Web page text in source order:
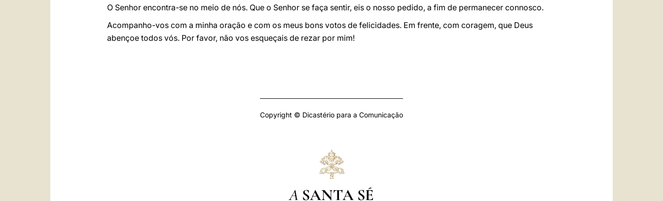
O Senhor encontra-se no meio de nós. Que o Senhor se faça sentir, eis o nosso pedido, a fim de permanecer connosco.
Acompanho-vos com a minha oração e com os meus bons votos de felicidades. Em frente, com coragem, que Deus
abençoe todos vós. Por favor, não vos esqueçais de rezar por mim!
Copyright © Dicastério para a Comunicação
A SANTA SÉ